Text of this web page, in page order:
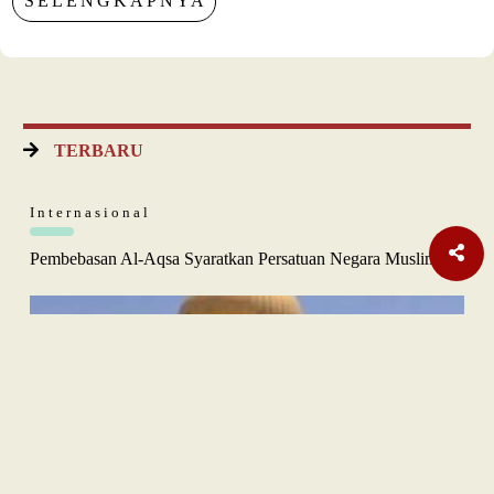
TERBARU
Internasional
Pembebasan Al-Aqsa Syaratkan Persatuan Negara Muslim